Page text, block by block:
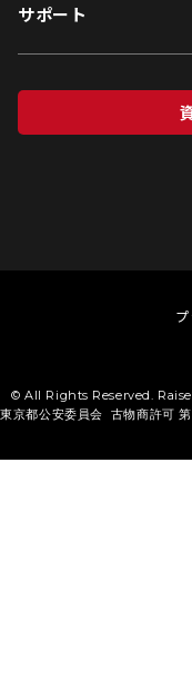
サポート
© All Rights
東京都公安委員会 古物商許